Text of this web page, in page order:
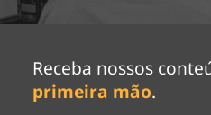
Receba nossos
primeira mão.